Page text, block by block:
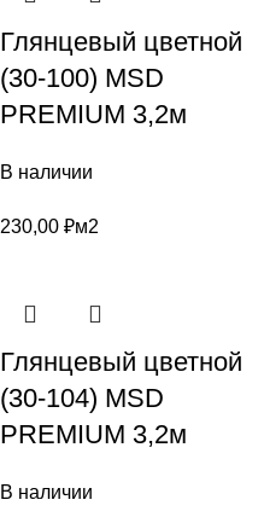
Глянцевый цветной
(30-100) MSD
PREMIUM 3,2м
В наличии
230,00 ₽м2
Глянцевый цветной
(30-104) MSD
PREMIUM 3,2м
В наличии